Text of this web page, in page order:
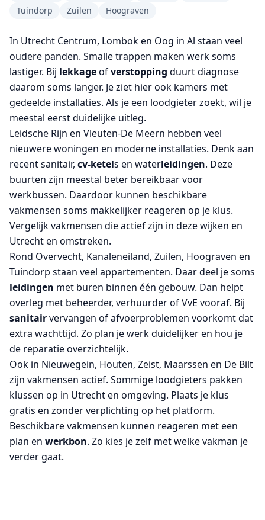
Tuindorp
Zuilen Hoograven
In Utrecht Centrum, Lombok en Oog in Al staan veel
oudere panden. Smalle trappen maken werk soms
lastiger. Bij lekkageofverstopping duurt diagnose
daarom soms langer. Je ziet hier ook kamers met
gedeelde installaties. Als je een loodgieter zoekt, wil je
meestal eerst duidelijke uitleg.
Leidsche Rijn en Vleuten-De Meern hebben veel
nieuwere woningen en moderne installaties. Denk aan
recent sanitair, cv-ketels en waterleidingen. Deze
buurten zijn meestal beter bereikbaar voor
werkbussen. Daardoor kunnen beschikbare
vakmensen soms makkelijker reageren op je klus.
Vergelijk vakmensen die actief zijn in deze wijken en
Utrecht en omstreken.
Rond Overvecht, Kanaleneiland, Zuilen, Hoograven en
Tuindorp staan veel appartementen. Daar deel je soms
leidingen met buren binnen één gebouw. Dan helpt
overleg met beheerder, verhuurder of VvE vooraf. Bij
sanitairvervangen of afvoerproblemen voorkomt dat
extra wachttijd. Zo plan je werk duidelijker en hou je
de reparatie overzichtelijk.
Ook in Nieuwegein, Houten, Zeist, Maarssen en De Bilt
zijn vakmensen actief. Sommige loodgieters pakken
klussen op in Utrecht en omgeving. Plaats je klus
gratis en zonder verplichting op het platform.
Beschikbare vakmensen kunnen reageren met een
plan en werkbon. Zo kies je zelf met welke vakman je
verder gaat.